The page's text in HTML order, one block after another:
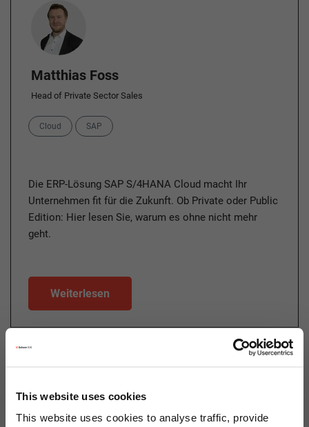
This website uses cookies
This website uses cookies to analyse traffic, provide
Author
Matthias Foss
Head of Private Sector Sales
Categories
Cloud SAP
Die ERP-Lösung SAP S/4HANA Cloud macht Ihr
Unternehmen fit für die Zukunft. Ob Private oder Public
Edition: Hier lesen Sie, warum es ohne nicht mehr
geht.
Weiterlesen
Odyssee im Cyberspace